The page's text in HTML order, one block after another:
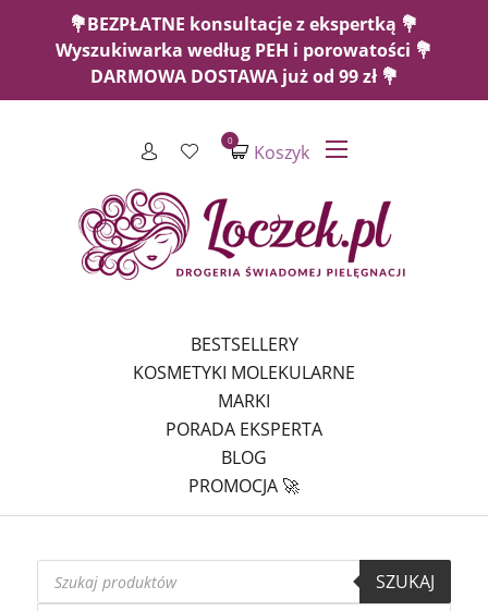
💐BEZPŁATNE konsultacje z ekspertką 💐
Wyszukiwarka według PEH i porowatości 💐
DARMOWA DOSTAWA już od 99 zł 💐
Koszyk
0
BESTSELLERY
KOSMETYKI MOLEKULARNE
MARKI
PORADA EKSPERTA
BLOG
PROMOCJA 🚀
Wyszukiwarka
produktów
SZUKAJ